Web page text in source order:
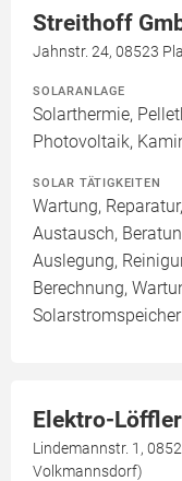
Streithoff
Jahnstr. 24, 08523
SOLARANLAGE
Solarthermie,
Photovoltaik,
SOLAR TÄTIGKEITEN
Wartung,
Austausch,
Auslegung,
Berechnung,
Elektro-
Lindemannstr. 1,
Volkmannsdorf)